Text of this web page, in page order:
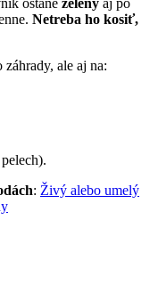
Netreba ho kosiť,
ale aj na:
: Živý alebo umelý